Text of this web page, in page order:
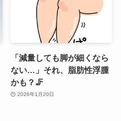
「減量しても脚が細くなら
ない…」それ、脂肪性浮腫
かも？🦵
2026年1月20日